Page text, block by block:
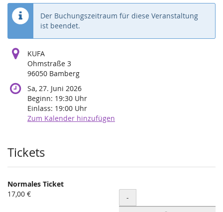
Der Buchungszeitraum für diese Veranstaltung
ist beendet.
KUFA
Ohmstraße 3
96050 Bamberg
Sa, 27. Juni 2026
Beginn: 19:30 Uhr
Einlass: 19:00 Uhr
Zum Kalender hinzufügen
Produkte
Tickets
Normales Ticket
17,00 €
Menge
-